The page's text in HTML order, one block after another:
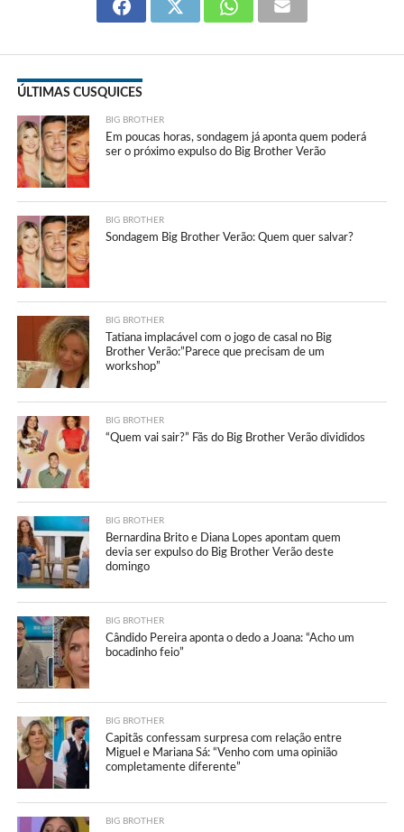
ÚLTIMAS CUSQUICES
BIG BROTHER
Em poucas horas, sondagem já aponta quem poderá
ser o próximo expulso do Big Brother Verão
BIG BROTHER
Sondagem Big Brother Verão: Quem quer salvar?
BIG BROTHER
Tatiana implacável com o jogo de casal no Big
Brother Verão:”Parece que precisam de um
workshop”
BIG BROTHER
“Quem vai sair?” Fãs do Big Brother Verão divididos
BIG BROTHER
Bernardina Brito e Diana Lopes apontam quem
devia ser expulso do Big Brother Verão deste
domingo
BIG BROTHER
Cândido Pereira aponta o dedo a Joana: “Acho um
bocadinho feio”
BIG BROTHER
Capitãs confessam surpresa com relação entre
Miguel e Mariana Sá: “Venho com uma opinião
completamente diferente”
BIG BROTHER